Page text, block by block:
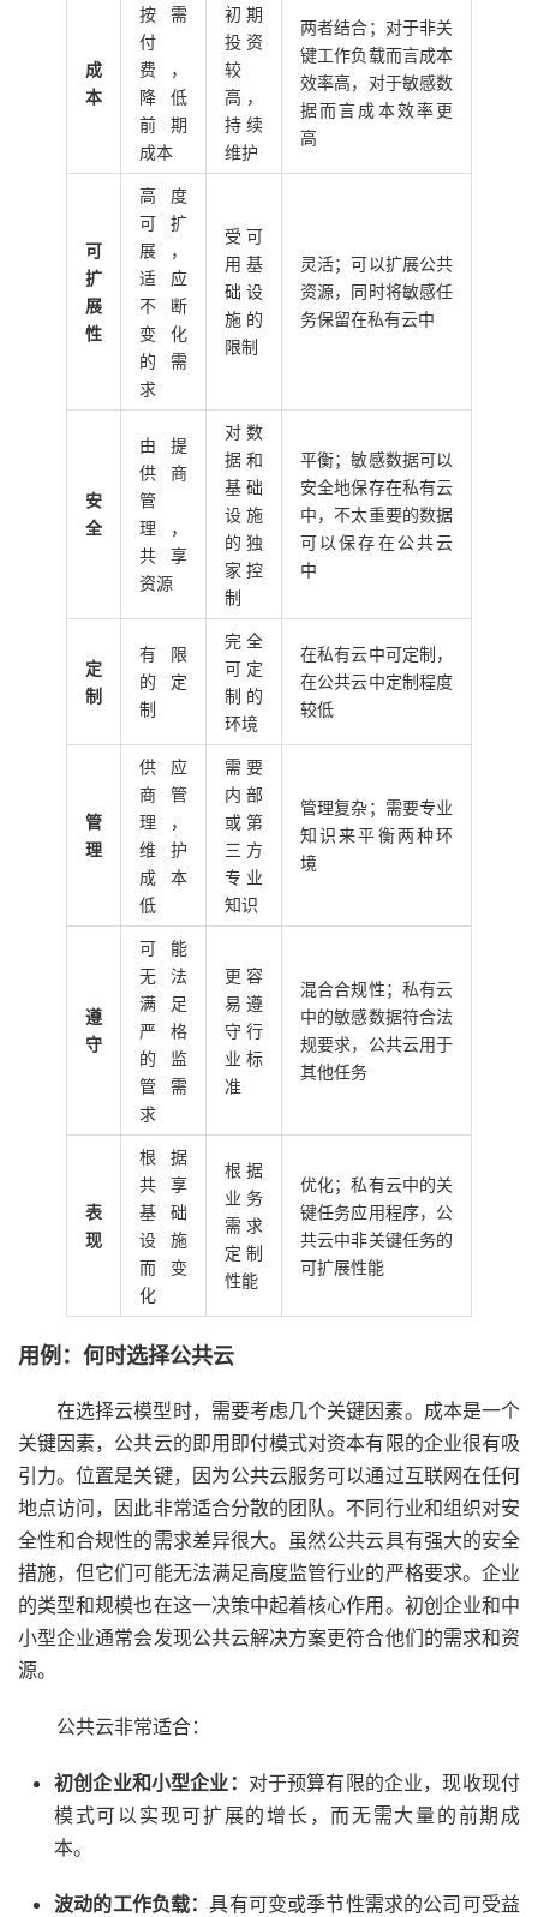
成
本
按需
付
费，
降低
前期
成本
初期
投资
较
高，
持续
维护
两者结合；对于非关
键工作负载而言成本
效率高，对于敏感数
据而言成本效率更
高
可
扩
展
性
高度
可扩
展，
适应
不断
变化
的需
求
受可
用基
础设
施的
限制
灵活；可以扩展公共
资源，同时将敏感任
务保留在私有云中
安
全
由提
供商
管
理，
共享
资源
对数
据和
基础
设施
的独
家控
制
平衡；敏感数据可以
安全地保存在私有云
中，不太重要的数据
可以保存在公共云
中
定
制
有限
的定
制
完全
可定
制的
环境
在私有云中可定制，
在公共云中定制程度
较低
管
理
供应
商管
理，
维护
成本
低
需要
内部
或第
三方
专业
知识
管理复杂；需要专业
知识来平衡两种环
境
遵
守
可能
无法
满足
严格
的监
管需
求
更容
易遵
守行
业标
准
混合合规性；私有云
中的敏感数据符合法
规要求，公共云用于
其他任务
表
现
根据
共享
基础
设施
而变
化
根据
业务
需求
定制
性能
优化；私有云中的关
键任务应用程序，公
共云中非关键任务的
可扩展性能
用例：何时选择公共云
在选择云模型时，需要考虑几个关键因素。成本是一个
关键因素，公共云的即用即付模式对资本有限的企业很有吸
引力。位置是关键，因为公共云服务可以通过互联网在任何
地点访问，因此非常适合分散的团队。不同行业和组织对安
全性和合规性的需求差异很大。虽然公共云具有强大的安全
措施，但它们可能无法满足高度监管行业的严格要求。企业
的类型和规模也在这一决策中起着核心作用。初创企业和中
小型企业通常会发现公共云解决方案更符合他们的需求和资
源。
公共云非常适合：
初创企业和小型企业： 对于预算有限的企业，现收现付
模式可以实现可扩展的增长，而无需大量的前期成
本。
波动的工作负载：具有可变或季节性需求的公司可受益